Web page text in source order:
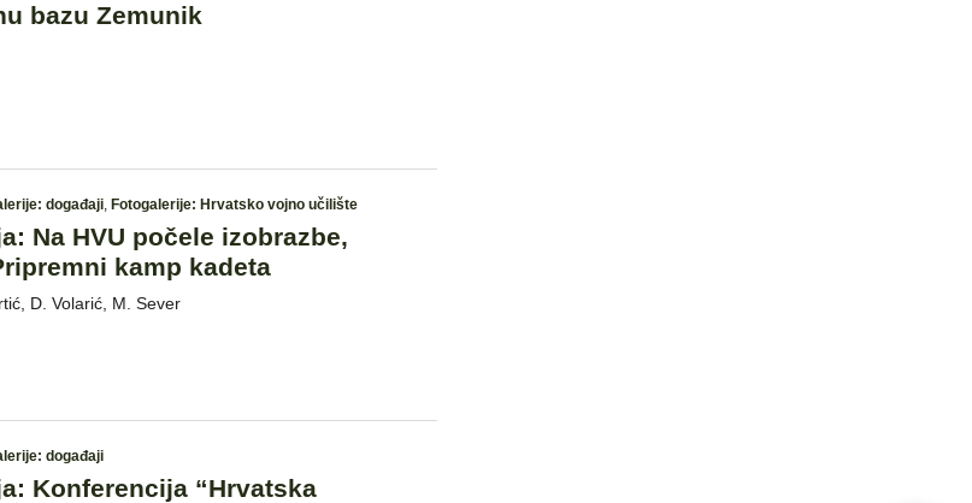
bazu Zemunik
događaji, Fotogalerije: Hrvatsko vojno učilište
Na HVU počele izobrazbe,
kamp kadeta
D. Volarić, M. Sever
događaji
Konferencija “Hrvatska